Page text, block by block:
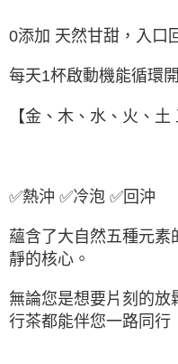
0添加 天然甘甜，入口
每天1杯啟動機能循環
【金、木、水、火、土
✅熱沖 ✅冷泡 ✅回沖
蘊含了大自然五種元素
靜的核心。
無論您是想要片刻的放
行茶都能伴您一路同行